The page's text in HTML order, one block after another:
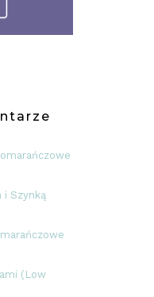
i Szynką
(Low